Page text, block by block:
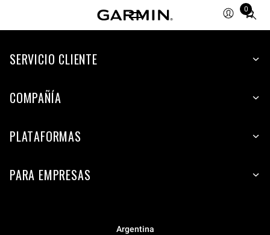
0
Total
SERVICIO CLIENTE
COMPAÑÍA
PLATAFORMAS
PARA EMPRESAS
Argentina